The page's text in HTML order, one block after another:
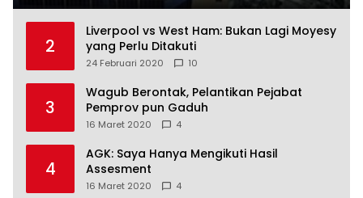
2
Liverpool vs West Ham: Bukan Lagi Moyesy
yang Perlu Ditakuti
24 Februari 2020 10
3
Wagub Berontak, Pelantikan Pejabat
Pemprov pun Gaduh
16 Maret 2020 4
4
AGK: Saya Hanya Mengikuti Hasil
Assesment
16 Maret 2020 4